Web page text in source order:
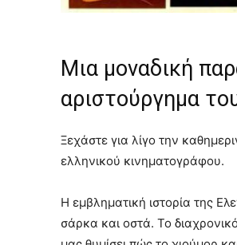
Μια μοναδική
αριστούργημα
Ξεχάστε για λίγο την
ελληνικού κινηματογράφου.
Η εμβληματική ιστορία της
σάρκα και οστά. Το